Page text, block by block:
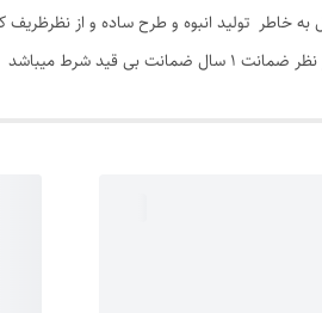
خاطر تولید انبوه و طرح ساده و از
فریزر تولید میشود